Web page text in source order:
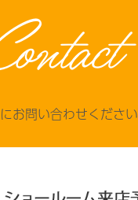
お問い合わせください